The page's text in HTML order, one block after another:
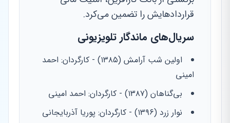
قراردادهایش را تضمین می‌کرد.
سریال‌های ماندگار تلویزیونی
اولین شب آرامش (۱۳۸۵) - کارگردان: احمد
امینی
بی‌گناهان (۱۳۸۷) - کارگردان: احمد امینی
نوار زرد (۱۳۹۶) - کارگردان: پوریا آذربایجانی